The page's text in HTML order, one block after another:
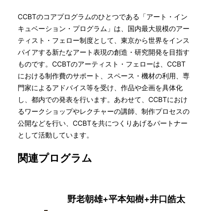
CCBTのコアプログラムのひとつである「アート・イン
キュベーション・プログラム」は、国内最大規模のアー
ティスト・フェロー制度として、東京から世界をインス
パイアする新たなアート表現の創造・研究開発を目指す
ものです。CCBTのアーティスト・フェローは、CCBT
における制作費のサポート、スペース・機材の利用、専
門家によるアドバイス等を受け、作品や企画を具体化
し、都内での発表を行います。あわせて、CCBTにおけ
るワークショップやレクチャーの講師、制作プロセスの
公開などを行い、CCBTを共につくりあげるパートナー
として活動しています。
関連プログラム
野老朝雄+平本知樹+井口皓太